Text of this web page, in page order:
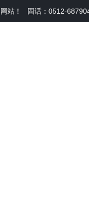
站！ 固话：0512-